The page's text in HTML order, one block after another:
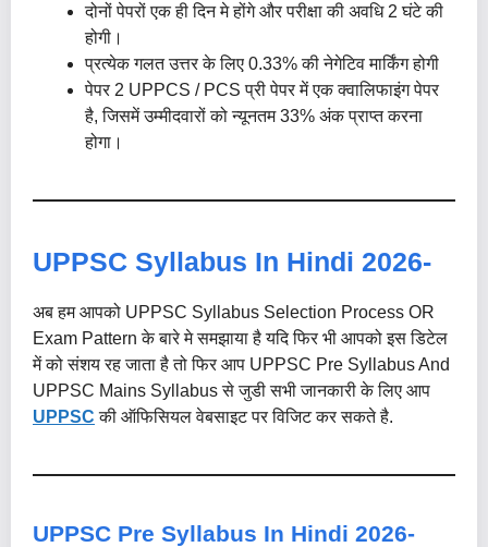
दोनों पेपरों एक ही दिन मे होंगे और परीक्षा की अवधि 2 घंटे की
होगी।
प्रत्येक गलत उत्तर के लिए 0.33% की नेगेटिव मार्किंग होगी
पेपर 2 UPPCS / PCS प्री पेपर में एक क्वालिफाइंग पेपर
है, जिसमें उम्मीदवारों को न्यूनतम 33% अंक प्राप्त करना
होगा।
UPPSC Syllabus In Hindi 2026-
अब हम आपको UPPSC Syllabus Selection Process OR
Exam Pattern के बारे मे समझाया है यदि फिर भी आपको इस डिटेल
में को संशय रह जाता है तो फिर आप UPPSC Pre Syllabus And
UPPSC Mains Syllabus से जुडी सभी जानकारी के लिए आप
UPPSC की ऑफिसियल वेबसाइट पर विजिट कर सकते है.
UPPSC Pre Syllabus In Hindi 2026-